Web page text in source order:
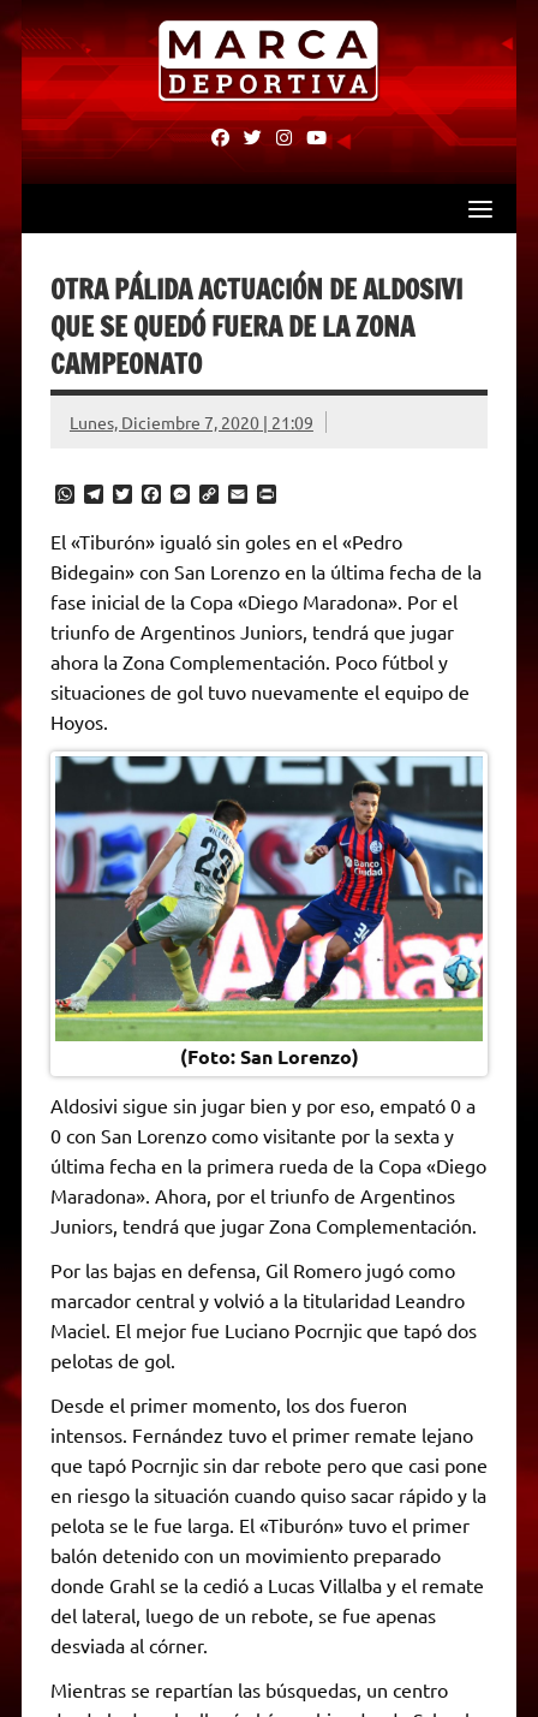
Skip
to
content
fab
fa-
fab
fa-
fab fab
OTRA PÁLIDA ACTUACIÓN DE ALDOSIVI
QUE SE QUEDÓ FUERA DE LA ZONA
CAMPEONATO
Lunes, Diciembre 7, 2020 | 21:09
W
a
t
s
p
p
T
e
g
r
a
m
T
i
t
t
e
r
F
c
e
b
o
k
M
s
s
e
n
g
e
C
p
y
L
n
k
E
i
l
P
n
t
r
i
n
d
l
El «Tiburón» igualó sin goles en el «Pedro
Bidegain» con San Lorenzo en la última fecha de la
fase inicial de la Copa «Diego Maradona». Por el
triunfo de Argentinos Juniors, tendrá que jugar
ahora la Zona Complementación. Poco fútbol y
situaciones de gol tuvo nuevamente el equipo de
Hoyos.
(Foto: San Lorenzo)
Aldosivi sigue sin jugar bien y por eso, empató 0 a
0 con San Lorenzo como visitante por la sexta y
última fecha en la primera rueda de la Copa «Diego
Maradona». Ahora, por el triunfo de Argentinos
Juniors, tendrá que jugar Zona Complementación.
Por las bajas en defensa, Gil Romero jugó como
marcador central y volvió a la titularidad Leandro
Maciel. El mejor fue Luciano Pocrnjic que tapó dos
pelotas de gol.
Desde el primer momento, los dos fueron
intensos. Fernández tuvo el primer remate lejano
que tapó Pocrnjic sin dar rebote pero que casi pone
en riesgo la situación cuando quiso sacar rápido y la
pelota se le fue larga. El «Tiburón» tuvo el primer
balón detenido con un movimiento preparado
donde Grahl se la cedió a Lucas Villalba y el remate
del lateral, luego de un rebote, se fue apenas
desviada al córner.
Mientras se repartían las búsquedas, un centro